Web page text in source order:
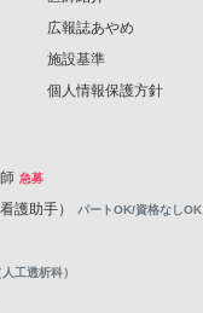
広報誌あやめ
施設基準
個人情報保護方針
急募
護助手） パートOK/資格なしOK
人工透析科）